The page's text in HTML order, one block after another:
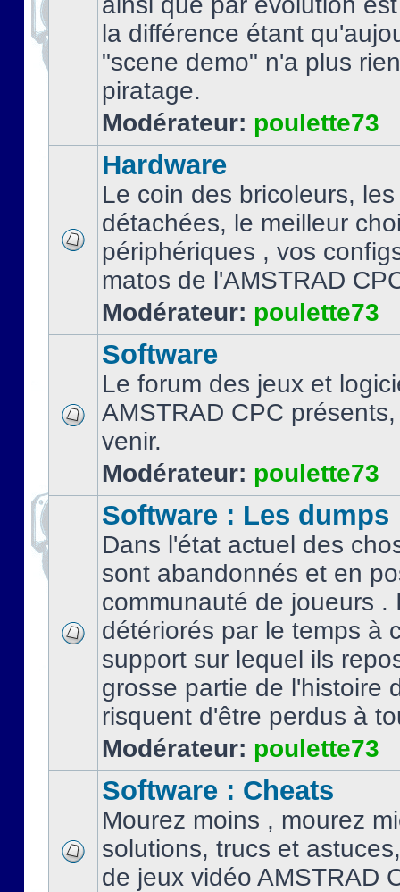
la différence étant
"scene demo" n'a plus
piratage.
Modérateur: poulette73
Hardware
Le coin des bricoleurs,
détachées, le meilleur
périphériques , vos
matos de l'AMSTRAD
Modérateur: poulette73
Software
Le forum des jeux et
AMSTRAD CPC
venir.
Modérateur: poulette73
Software : Les dumps
Dans l'état actuel des
sont abandonnés et en
communauté de joueurs .
détériorés par le temps à
support sur lequel ils
grosse partie de l'histoire
risquent d'être perdus à
Modérateur: poulette73
Software : Cheats
Mourez moins , mourez
solutions, trucs et
de jeux vidéo AMSTRAD